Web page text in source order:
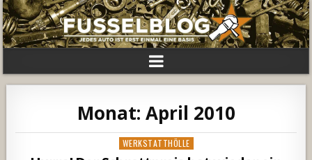
Monat: April 2010
Posted
in
WERKSTATTHÖLLE